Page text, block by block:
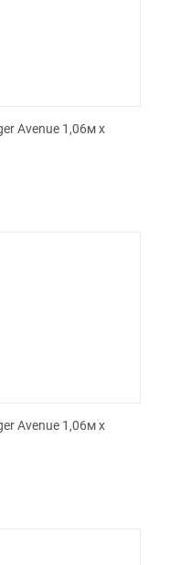
Avenue 1,06м х
Avenue 1,06м х